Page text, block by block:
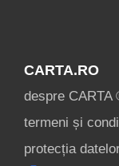
CARTA.RO
despre CARTA
termeni și
protecția